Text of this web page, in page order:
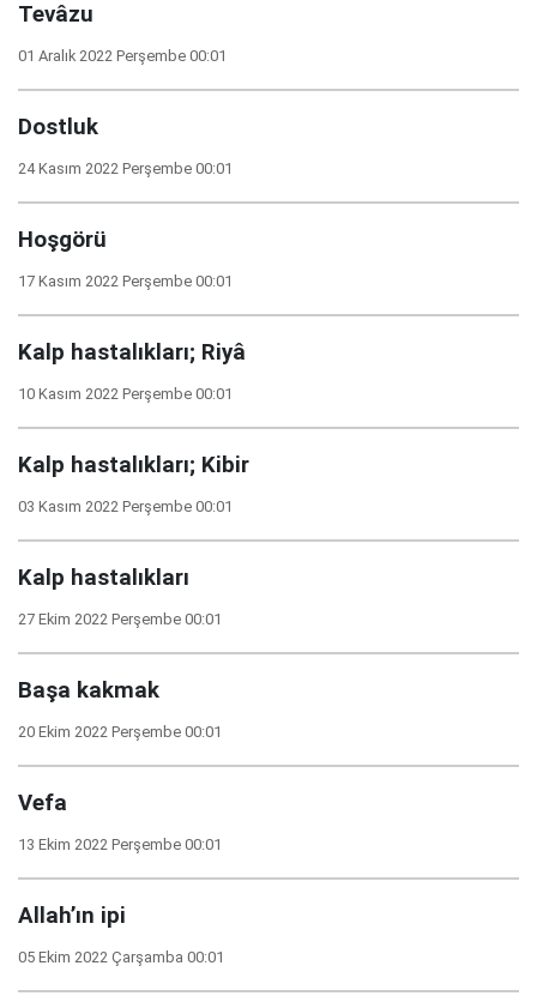
Tevâzu
01 Aralık 2022 Perşembe 00:01
Dostluk
24 Kasım 2022 Perşembe 00:01
Hoşgörü
17 Kasım 2022 Perşembe 00:01
Kalp hastalıkları; Riyâ
10 Kasım 2022 Perşembe 00:01
Kalp hastalıkları; Kibir
03 Kasım 2022 Perşembe 00:01
Kalp hastalıkları
27 Ekim 2022 Perşembe 00:01
Başa kakmak
20 Ekim 2022 Perşembe 00:01
Vefa
13 Ekim 2022 Perşembe 00:01
Allah’ın ipi
05 Ekim 2022 Çarşamba 00:01